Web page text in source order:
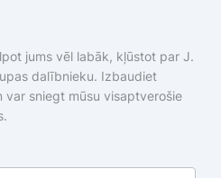
jums vēl labāk, kļūstot par J.
dalībnieku. Izbaudiet
var sniegt mūsu visaptverošie